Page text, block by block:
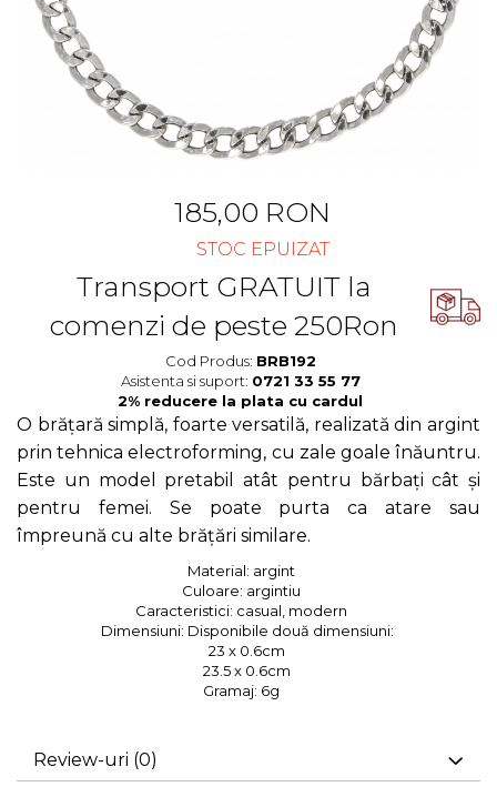
Bănuț Moț Personalizat
Seturi Brățări Personalizate
Seturi Lănțișoare Personalizate
Cadouri Corporate
Bijuterii Personalizate Spotify
Cercei Fashion
Coliere Argint
Seturi Argint
Bijuterii Fashion
185,00 RON
STOC EPUIZAT
Transport GRATUIT la
comenzi de peste 250Ron
O brățară simplă, foarte versatilă, realizată din argint
prin tehnica electroforming, cu zale goale înăuntru.
Este un model pretabil atât pentru bărbați cât și
pentru femei. Se poate purta ca atare sau
împreună cu alte brățări similare.
Material: argint
Culoare: argintiu
Caracteristici: casual, modern
Dimensiuni: Disponibile două dimensiuni:
23 x 0.6cm
23.5 x 0.6cm
Gramaj: 6g
Cod Produs: BRB192
Asistenta si suport: 0721 33 55 77
Review-uri (0)